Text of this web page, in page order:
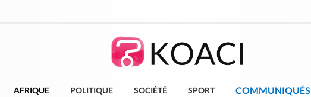
AFRIQUE POLITIQUE SOCIÉTÉ SPORT COMMUNIQUÉS